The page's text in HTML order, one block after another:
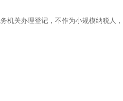
机关办理登记，不作为小规模纳税人